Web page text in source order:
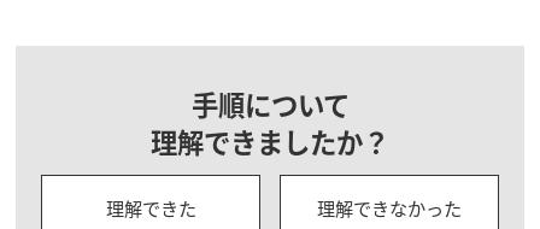
手順について
理解できましたか？
理解できた 理解できなかった